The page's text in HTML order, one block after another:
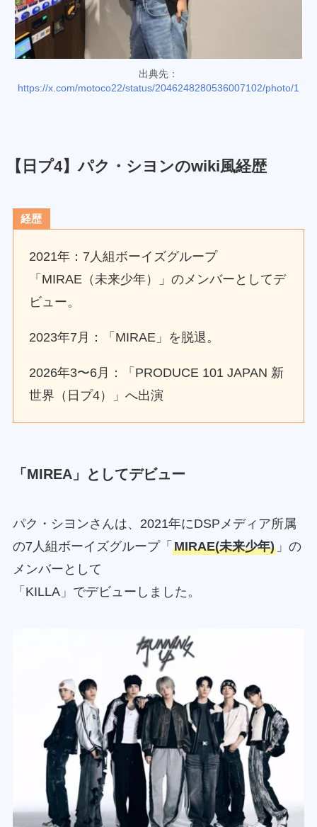
出典先：
https://x.com/motoco22/status/2046248280536007102/photo/1
【日プ4】パク・シヨンのwiki風経歴
経歴
2021年：7人組ボーイズグループ
「MIRAE（未来少年）」のメンバーとしてデ
ビュー。
2023年7月：「MIRAE」を脱退。
2026年3〜6月：「PRODUCE 101 JAPAN 新
世界（日プ4）」へ出演
「MIREA」としてデビュー
パク・シヨンさんは、2021年にDSPメディア所属
の7人組ボーイズグループ「 MIRAE(未来少年)」の
メンバーとして
「KILLA」でデビューしました。